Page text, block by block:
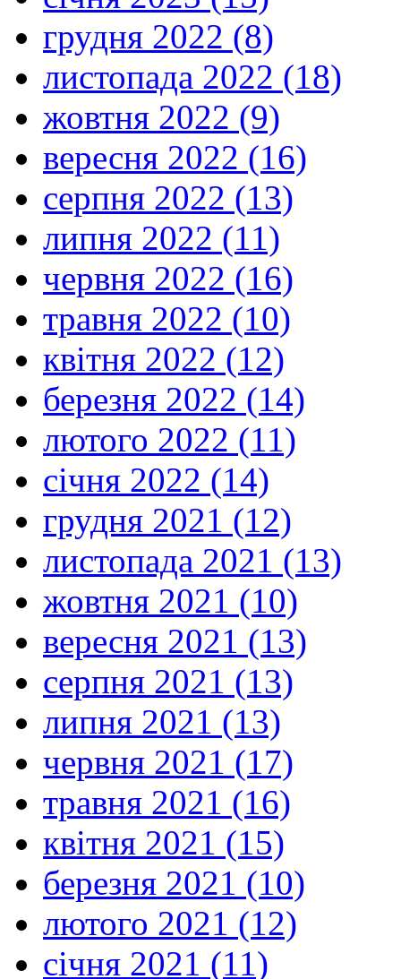
грудня 2022 (8)
листопада 2022 (18)
жовтня 2022 (9)
вересня 2022 (16)
серпня 2022 (13)
липня 2022 (11)
червня 2022 (16)
травня 2022 (10)
квітня 2022 (12)
березня 2022 (14)
лютого 2022 (11)
січня 2022 (14)
грудня 2021 (12)
листопада 2021 (13)
жовтня 2021 (10)
вересня 2021 (13)
серпня 2021 (13)
липня 2021 (13)
червня 2021 (17)
травня 2021 (16)
квітня 2021 (15)
березня 2021 (10)
лютого 2021 (12)
січня 2021 (11)